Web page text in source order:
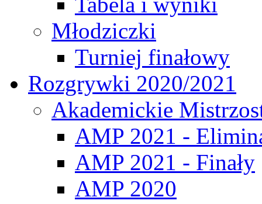
Młodziczki
Turniej finałowy
Rozgrywki 2020/2021
Akademickie
AMP 2021 -
AMP 2021 - Finały
AMP 2020